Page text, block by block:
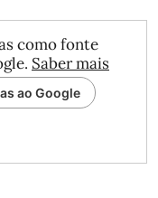
como fonte
Saber mais
ao Google